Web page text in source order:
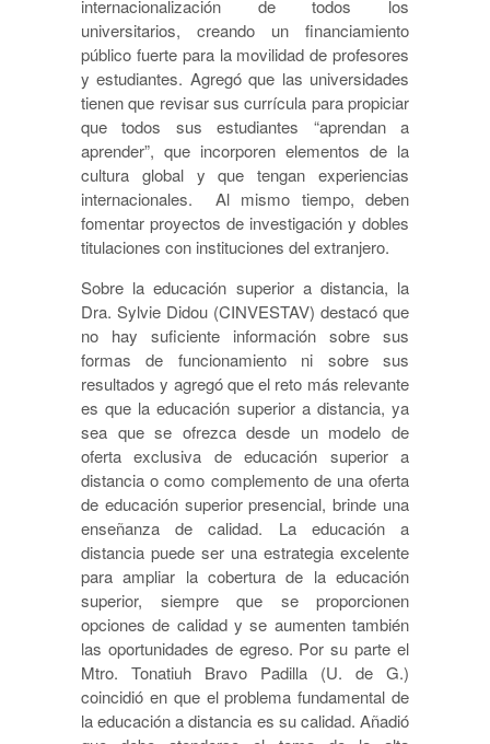
internacionalización de todos los
universitarios, creando un financiamiento
público fuerte para la movilidad de profesores
y estudiantes. Agregó que las universidades
tienen que revisar sus currícula para propiciar
que todos sus estudiantes “aprendan a
aprender”, que incorporen elementos de la
cultura global y que tengan experiencias
internacionales. Al mismo tiempo, deben
fomentar proyectos de investigación y dobles
titulaciones con instituciones del extranjero.
Sobre la educación superior a distancia, la
Dra. Sylvie Didou (CINVESTAV) destacó que
no hay suficiente información sobre sus
formas de funcionamiento ni sobre sus
resultados y agregó que el reto más relevante
es que la educación superior a distancia, ya
sea que se ofrezca desde un modelo de
oferta exclusiva de educación superior a
distancia o como complemento de una oferta
de educación superior presencial, brinde una
enseñanza de calidad. La educación a
distancia puede ser una estrategia excelente
para ampliar la cobertura de la educación
superior, siempre que se proporcionen
opciones de calidad y se aumenten también
las oportunidades de egreso. Por su parte el
Mtro. Tonatiuh Bravo Padilla (U. de G.)
coincidió en que el problema fundamental de
la educación a distancia es su calidad. Añadió